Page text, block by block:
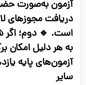
دریافت مجوزهای
است. 🔹 دوم؛ اگر
به هر دلیل امکان
آزمون‌های پایه
سایر